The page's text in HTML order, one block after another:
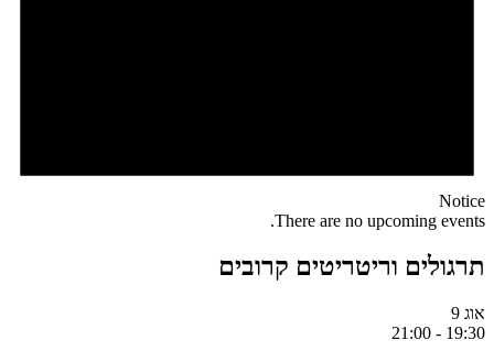
Notice
There are no upcoming events.
תרגולים וריטריטים קרובים
אוג 9
19:30
-
21:00